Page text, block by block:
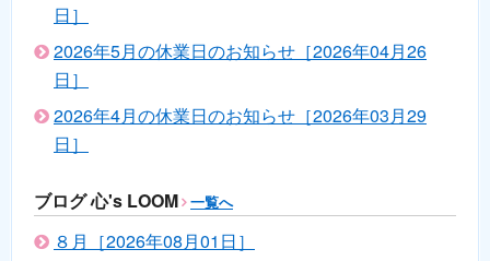
日］
2026年5月の休業日のお知らせ［2026年04月26
日］
2026年4月の休業日のお知らせ［2026年03月29
日］
ブログ 心's LOOM 一覧へ
８月［2026年08月01日］